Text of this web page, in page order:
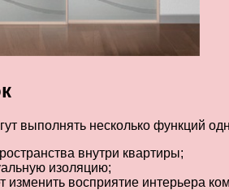
выполнять несколько функций
внутри квартиры;
изоляцию;
изменить восприятие интерьера